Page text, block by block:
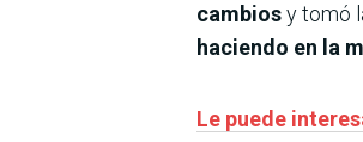
cambiosy tomó
haciendo en la
Le puede